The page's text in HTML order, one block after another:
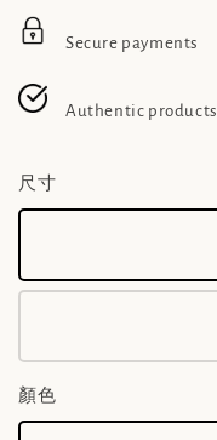
Secure payments
Authentic products
尺寸
顏色